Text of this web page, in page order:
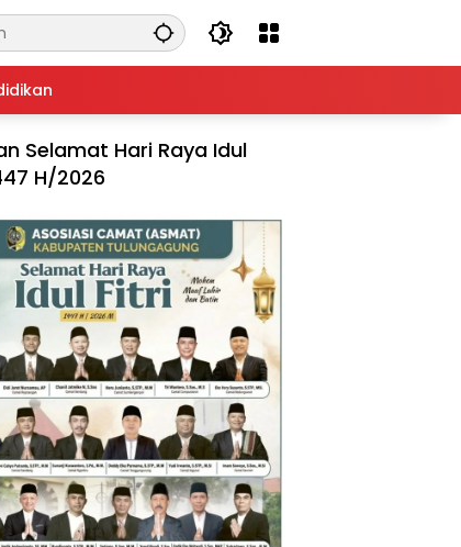
Selamat Hari Raya Idul
H/2026